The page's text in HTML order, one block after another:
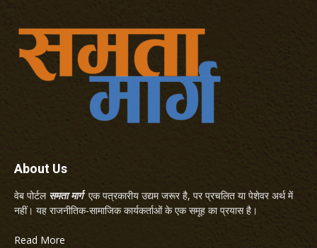
About Us
वेब पोर्टल समता मार्गएक पत्रकारीय उद्यम जरूर है, पर प्रचलित या पेशेवर अर्थ में
नहीं। यह राजनीतिक-सामाजिक कार्यकर्ताओं के एक समूह का प्रयास है।
Read More